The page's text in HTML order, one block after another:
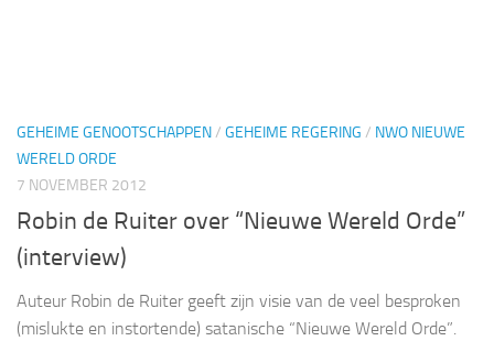
GEHEIME GENOOTSCHAPPEN/ GEHEIME REGERING / NWO NIEUWE
WERELD ORDE
7 NOVEMBER 2012
Robin de Ruiter over “Nieuwe Wereld Orde”
(interview)
Auteur Robin de Ruiter geeft zijn visie van de veel besproken
(mislukte en instortende) satanische “Nieuwe Wereld Orde”.